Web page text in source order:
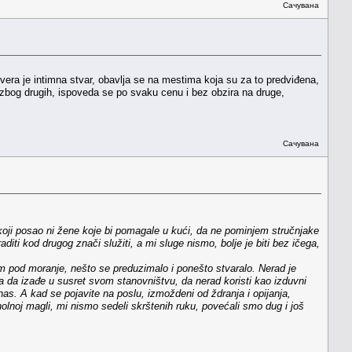
Сачувана
je intimna stvar, obavlja se na mestima koja su za to predviđena,
drugih, ispoveda se po svaku cenu i bez obzira na druge,
Сачувана
posao ni žene koje bi pomagale u kući, da ne pominjem stručnjake
kod drugog znači služiti, a mi sluge nismo, bolje je biti bez ičega,
moranje, nešto se preduzimalo i ponešto stvaralo. Nerad je
da izađe u susret svom stanovništvu, da nerad koristi kao izduvni
A kad se pojavite na poslu, izmoždeni od ždranja i opijanja,
magli, mi nismo sedeli skrštenih ruku, povećali smo dug i još